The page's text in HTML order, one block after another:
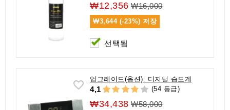
₩12,356 ₩16,000
₩3,644 (-23%) 저장
선택됨
업그레이드(옵션): 디지털 습도계
4,1 (54 등급)
₩34,438 ₩58,000